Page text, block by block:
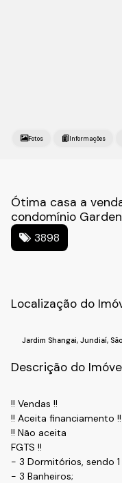
Fotos
Ótima casa a
condomínio
3898
Localização do
Jardim Shangai,Jundiaí,
Descrição do
!! Vendas !!
!! Aceita financiamento !!
!! Não aceita
FGTS !!
- 3 Dormitórios, sendo 1
- 3 Banheiros;